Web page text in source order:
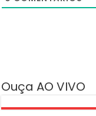
Ouça AO VIVO